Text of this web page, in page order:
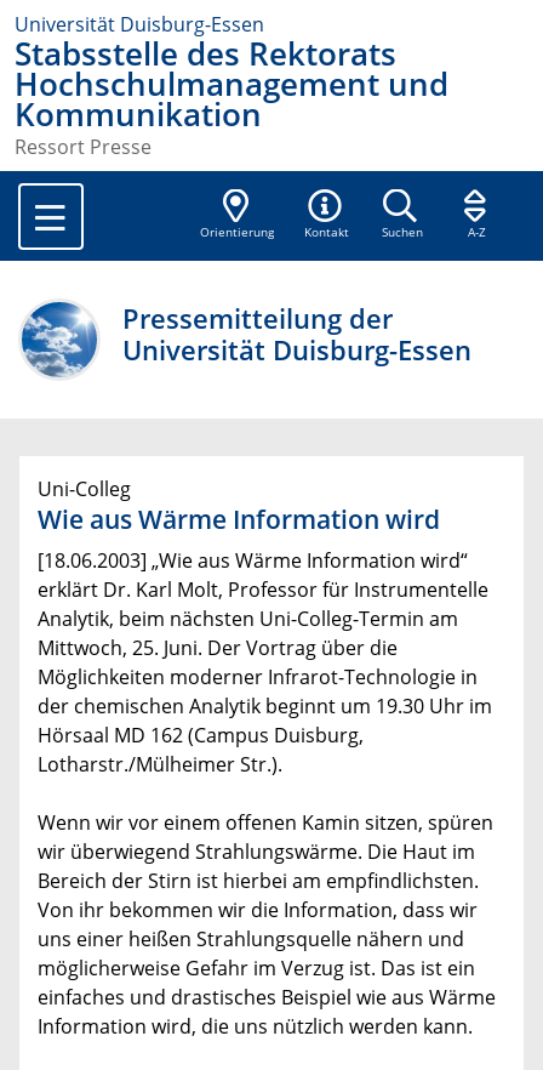
Universität Duisburg-Essen
Stabsstelle des Rektorats
Hochschulmanagement und
Kommunikation
Ressort Presse
Orientierung Kontakt Suchen A-Z
Pressemitteilung der
Universität Duisburg-Essen
Uni-Colleg
Wie aus Wärme Information wird
[18.06.2003] „Wie aus Wärme Information wird“
erklärt Dr. Karl Molt, Professor für Instrumentelle
Analytik, beim nächsten Uni-Colleg-Termin am
Mittwoch, 25. Juni. Der Vortrag über die
Möglichkeiten moderner Infrarot-Technologie in
der chemischen Analytik beginnt um 19.30 Uhr im
Hörsaal MD 162 (Campus Duisburg,
Lotharstr./Mülheimer Str.).
Wenn wir vor einem offenen Kamin sitzen, spüren
wir überwiegend Strahlungswärme. Die Haut im
Bereich der Stirn ist hierbei am empfindlichsten.
Von ihr bekommen wir die Information, dass wir
uns einer heißen Strahlungsquelle nähern und
möglicherweise Gefahr im Verzug ist. Das ist ein
einfaches und drastisches Beispiel wie aus Wärme
Information wird, die uns nützlich werden kann.